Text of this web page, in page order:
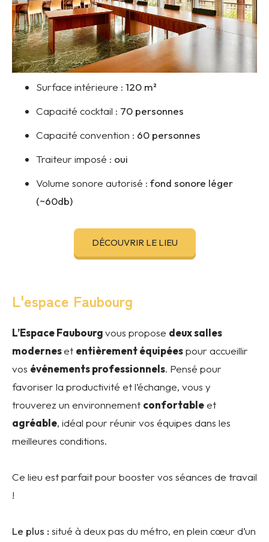
Surface intérieure : 120 m²
Capacité cocktail : 70 personnes
Capacité convention : 60 personnes
Traiteur imposé : oui
Volume sonore autorisé : fond sonore léger
(~60db)
DÉCOUVRIR LE LIEU
L'espace Faubourg
L’Espace Faubourgvous propose deux salles
moderneset entièrement équipéespour accueillir
vos événements professionnels. Pensé pour
favoriser la productivité et l’échange, vous y
trouverez un environnement confortableet
agréable, idéal pour réunir vos équipes dans les
meilleures conditions.
Ce lieu est parfait pour booster vos séances de travail
!
Le plus : situé à deux pas du métro, en plein cœur d’un